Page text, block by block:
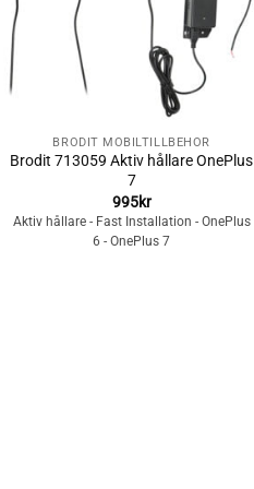
BRODIT MOBILTILLBEHÖR
Brodit 713059 Aktiv hållare OnePlus
7
995kr
Aktiv hållare - Fast Installation - OnePlus
6 - OnePlus 7